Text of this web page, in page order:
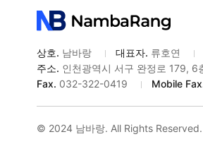
상호. 남바랑 대표자. 류호연
주소. 인천광역시 서구 완정로 179, 6
Fax. 032-322-0419 Mobile
© 2024 남바랑. All Rights Reserved.